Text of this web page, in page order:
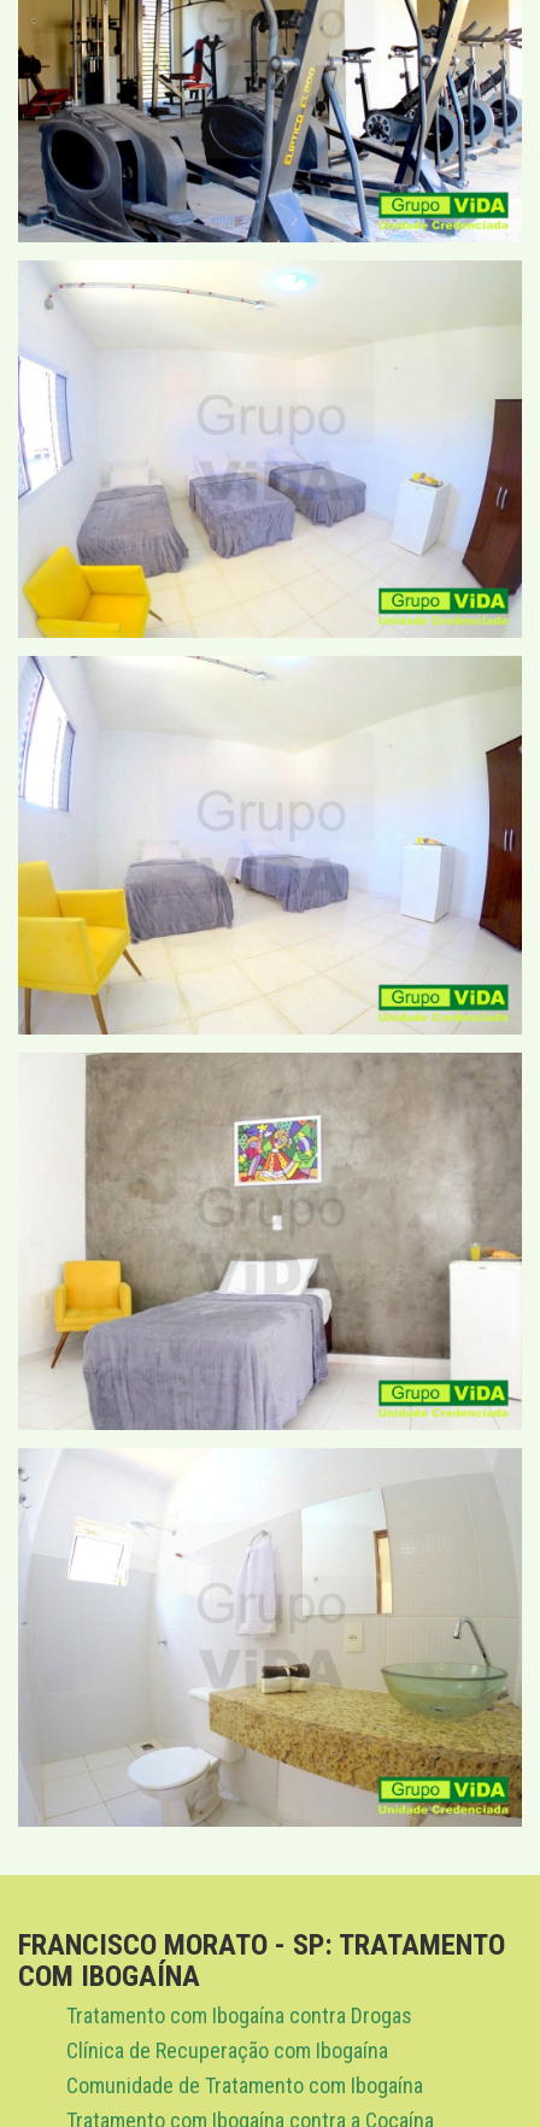
FRANCISCO MORATO - SP: TRATAMENTO
COM IBOGAÍNA
Tratamento com Ibogaína contra Drogas
Clínica de Recuperação com Ibogaína
Comunidade de Tratamento com Ibogaína
Tratamento com Ibogaína contra a Cocaína